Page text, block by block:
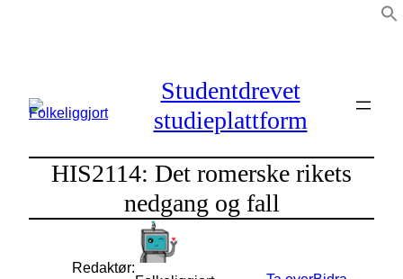
Studentdrevet
studieplattform
HIS2114: Det romerske rikets
nedgang og fall
Redaktør: